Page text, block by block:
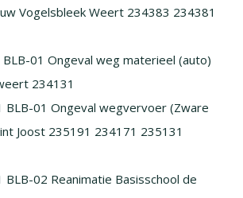
Vogelsbleek Weert 234383 234381
01 Ongeval weg materieel (auto)
234131
BLB-01 Ongeval wegvervoer (Zware
Joost 235191 234171 235131
02 Reanimatie Basisschool de